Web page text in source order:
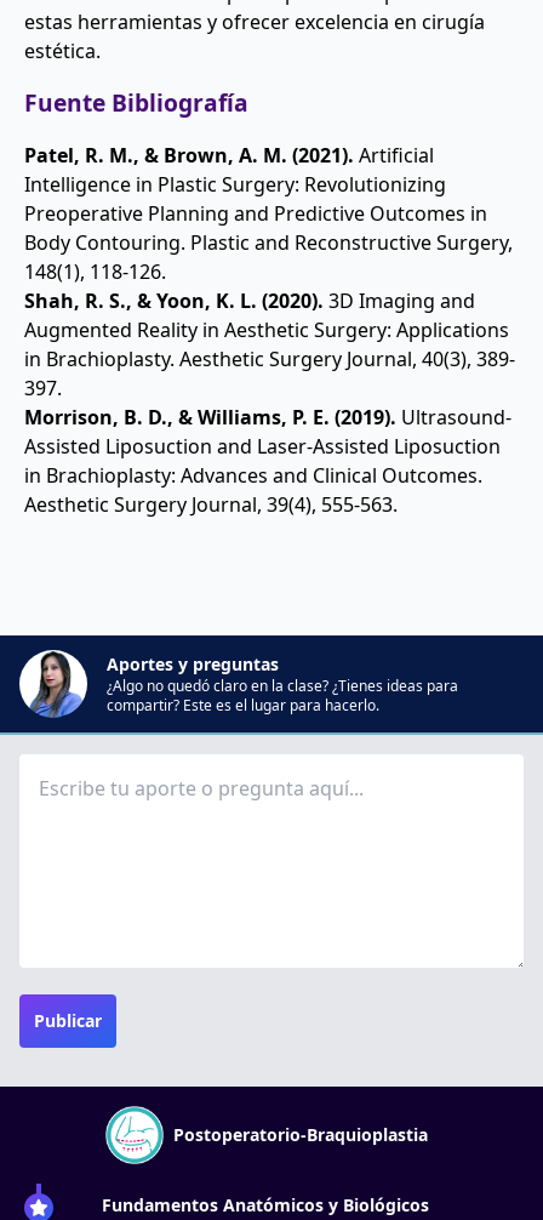
estas herramientas y ofrecer excelencia en cirugía
estética.
Fuente Bibliografía
Patel, R. M., & Brown, A. M. (2021). Artificial
Intelligence in Plastic Surgery: Revolutionizing
Preoperative Planning and Predictive Outcomes in
Body Contouring. Plastic and Reconstructive Surgery,
148(1), 118-126.
Shah, R. S., & Yoon, K. L. (2020). 3D Imaging and
Augmented Reality in Aesthetic Surgery: Applications
in Brachioplasty. Aesthetic Surgery Journal, 40(3), 389-
397.
Morrison, B. D., & Williams, P. E. (2019). Ultrasound-
Assisted Liposuction and Laser-Assisted Liposuction
in Brachioplasty: Advances and Clinical Outcomes.
Aesthetic Surgery Journal, 39(4), 555-563.
Aportes y preguntas
¿Algo no quedó claro en la clase? ¿Tienes ideas para
compartir? Este es el lugar para hacerlo.
Publicar
Postoperatorio-Braquioplastia
Fundamentos Anatómicos y Biológicos